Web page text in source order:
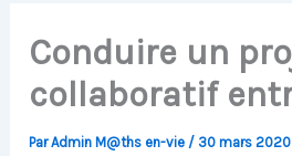
Conduire un
collaboratif
ParAdmin M@ths en-vie / 30 mars 2020